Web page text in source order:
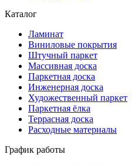
Каталог
Ламинат
Виниловые покрытия
Штучный паркет
Массивная доска
Паркетная доска
Инженерная доска
Художественный паркет
Паркетная ёлка
Террасная доска
Расходные материалы
График работы